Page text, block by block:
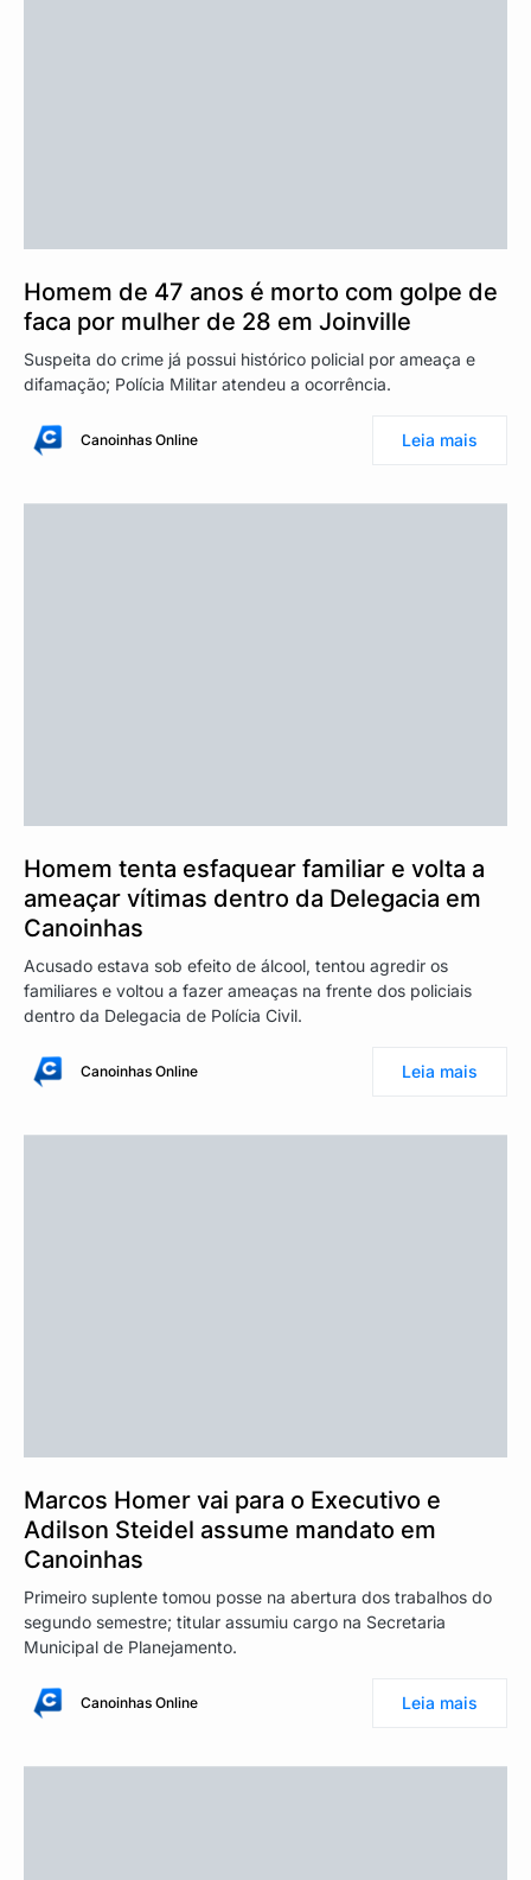
Homem de 47 anos é morto com golpe de
faca por mulher de 28 em Joinville
Suspeita do crime já possui histórico policial por ameaça e
difamação; Polícia Militar atendeu a ocorrência.
Canoinhas Online Leia mais
Homem tenta esfaquear familiar e volta a
ameaçar vítimas dentro da Delegacia em
Canoinhas
Acusado estava sob efeito de álcool, tentou agredir os
familiares e voltou a fazer ameaças na frente dos policiais
dentro da Delegacia de Polícia Civil.
Canoinhas Online Leia mais
Marcos Homer vai para o Executivo e
Adilson Steidel assume mandato em
Canoinhas
Primeiro suplente tomou posse na abertura dos trabalhos do
segundo semestre; titular assumiu cargo na Secretaria
Municipal de Planejamento.
Canoinhas Online Leia mais